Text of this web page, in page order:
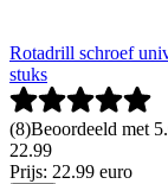
Rotadrill schroef
stuks
(8)Beoordeeld met
22.99
Prijs: 22.99 euro